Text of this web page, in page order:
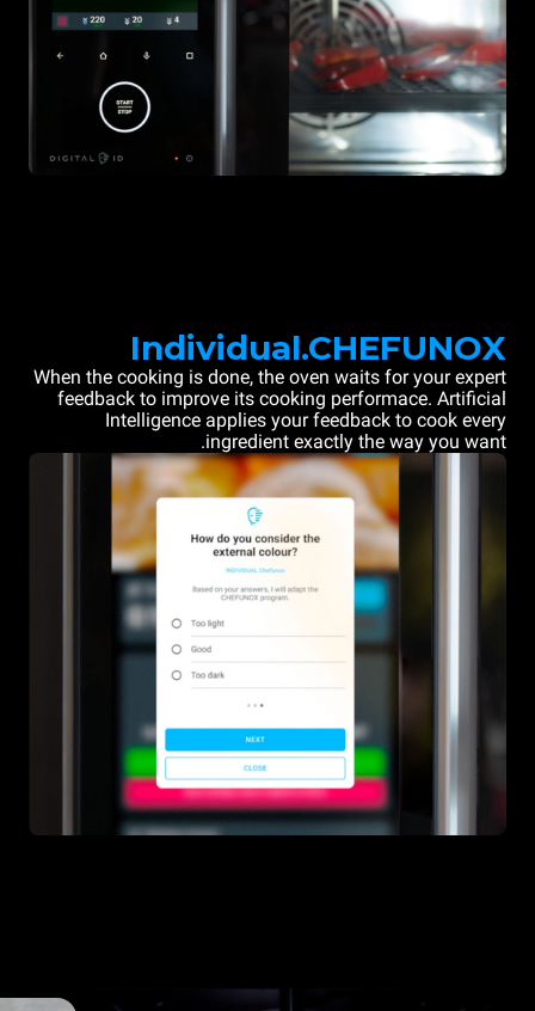
Individual.CHEFUNOX
When the cooking is done, the oven waits for your expert
feedback to improve its cooking performace. Artificial
Intelligence applies your feedback to cook every
ingredient exactly the way you want.